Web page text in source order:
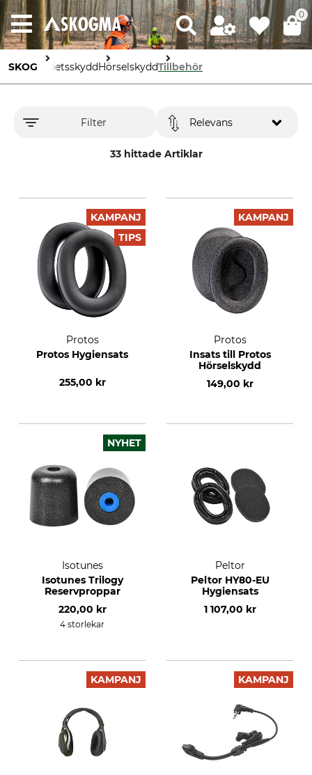
0
SKOG ArbetsskyddHörselskyddTillbehör
Filter
33 hittade Artiklar
Relevans
KAMPANJ
TIPS
Protos
Protos Hygiensats
255,00 kr
KAMPANJ
Protos
Insats till Protos
Hörselskydd
149,00 kr
NYHET
Isotunes
Isotunes Trilogy
Reservproppar
220,00 kr
4 storlekar
Peltor
Peltor HY80-EU
Hygiensats
1 107,00 kr
KAMPANJ KAMPANJ